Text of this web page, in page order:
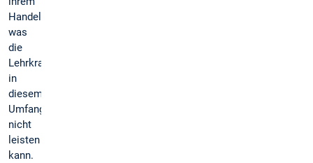
Handeln,
was
die
Lehrkraft
in
diesem
Umfang
nicht
leisten
kann.